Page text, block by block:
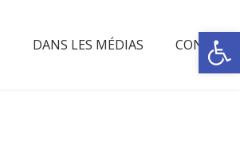
DANS LES MÉDIAS CONTACT